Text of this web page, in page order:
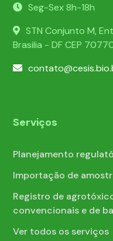
Seg-Sex 8h-18h
STN Conjunto M,
Brasilia - DF CEP
Serviços
Planejamento
Importação de
Registro de
convencionais e de
Ver todos os serviços